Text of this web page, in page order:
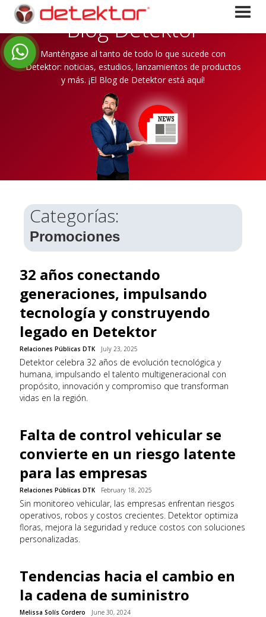
Nuestras noticias
Blog Detektor
Manténgase al tanto de todo lo que sucede con
Detektor: noticias, estudios, lanzamientos de productos
y más. ¡El Blog de Detektor está aquí!
Categorías:
Promociones
32 años conectando
generaciones, impulsando
tecnología y construyendo
legado en Detektor
Relaciones Públicas DTK July 23, 2025
Detektor celebra 32 años de evolución tecnológica y
humana, impulsando el talento multigeneracional con
propósito, innovación y compromiso que transforman
vidas en la región.
Falta de control vehicular se
convierte en un riesgo latente
para las empresas
Relaciones Públicas DTK February 18, 2025
Sin monitoreo vehicular, las empresas enfrentan riesgos
operativos, robos y costos crecientes. Detektor optimiza
floras, mejora la seguridad y reduce costos con soluciones
personalizadas.
Tendencias hacia el cambio en
la cadena de suministro
Melissa Solís Cordero June 30, 2024